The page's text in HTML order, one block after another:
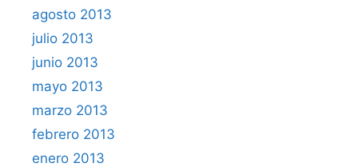
agosto 2013
julio 2013
junio 2013
mayo 2013
marzo 2013
febrero 2013
enero 2013